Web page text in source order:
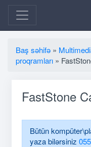
Baş səhifə »
proqramları »
FastStone
Bütün
yaza bilərsiniz